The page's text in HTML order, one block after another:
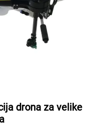
drona za velike